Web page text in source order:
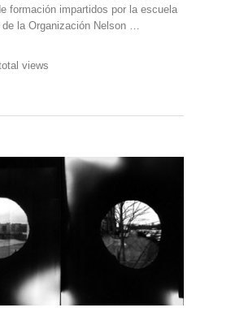
formación impartidos por la escuela
la Organización Nelson …
views